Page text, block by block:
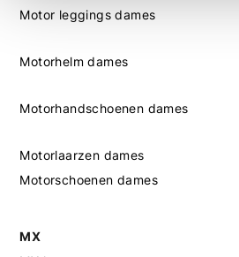
Motor leggings dames
Motorhelm dames
Motorhandschoenen dames
Motorlaarzen dames
Motorschoenen dames
MX